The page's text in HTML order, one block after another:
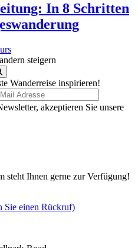
In 8 Schritten
steigern
Wanderreise inspirieren!
akzeptieren Sie unsere
steht Ihnen gerne zur Verfügung!
Sie einen Rückruf)